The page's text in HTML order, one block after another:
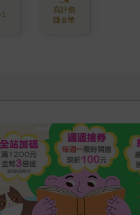
寫評價
賺金幣